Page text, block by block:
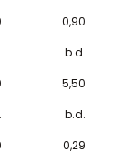
0,90
b.d.
5,50
b.d.
0,29